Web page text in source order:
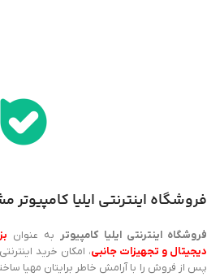
فروشگاه اینترنتی ایلیا کامپیوتر
فروشگاه اینترنتی ایلیا کامپیوتر به عنوان
دیجیتال و تجهیزات جانبی، امکان خرید
پس از فروش را با آرامش خاطر برایتان مهیا